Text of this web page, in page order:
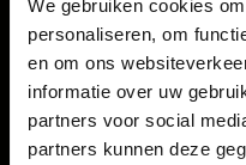
We gebruiken cookies
personaliseren, om
en om ons
informatie over uw
partners voor social
partners kunnen deze
Verkoop